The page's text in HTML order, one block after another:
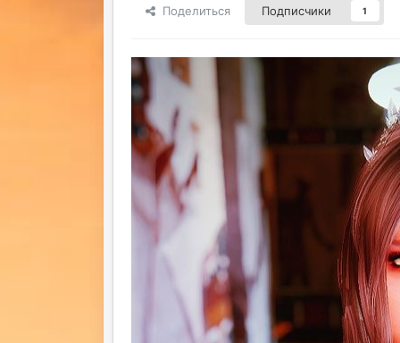
Поделиться Подписчики 1